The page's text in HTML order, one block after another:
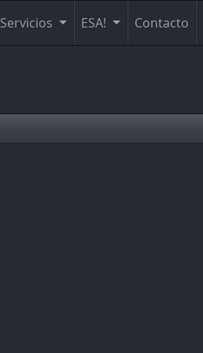
Servicios ESA! Contacto